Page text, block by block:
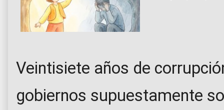
Veintisiete años de
gobiernos supuestamente